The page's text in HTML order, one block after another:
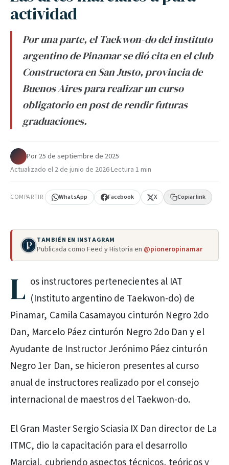
actividad
Por una parte, el Taekwon-do del instituto
argentino de Pinamar se dió cita en el club
Constructora en San Justo, provincia de
Buenos Aires para realizar un curso
obligatorio en post de rendir futuras
graduaciones.
Por·25 de septiembre de 2025·
Actualizado el 2 de junio de 2026·Lectura 1 min
COMPARTIR WhatsApp Facebook X Copiar link
TAMBIÉN EN INSTAGRAM
Publicada como Feed y Historia en @pioneropinamar
L os instructores pertenecientes al IAT
(Instituto argentino de Taekwon-do) de
Pinamar, Camila Casamayou cinturón Negro 2do
Dan, Marcelo Páez cinturón Negro 2do Dan y el
Ayudante de Instructor Jerónimo Páez cinturón
Negro 1er Dan, se hicieron presentes al curso
anual de instructores realizado por el consejo
internacional de maestros del Taekwon-do.
El Gran Master Sergio Sciasia IX Dan director de La
ITMC, dio la capacitación para el desarrollo